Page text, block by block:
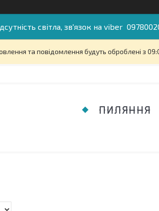
світла, зв'язок на viber
та повідомлення будуть оброблені з
ПИЛЯННЯ